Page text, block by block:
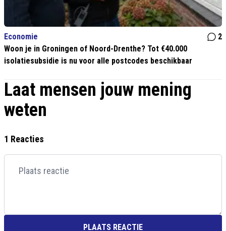
Economie
2
Woon je in Groningen of Noord-Drenthe? Tot €40.000
isolatiesubsidie is nu voor alle postcodes beschikbaar
Laat mensen jouw mening
weten
1 Reacties
PLAATS REACTIE